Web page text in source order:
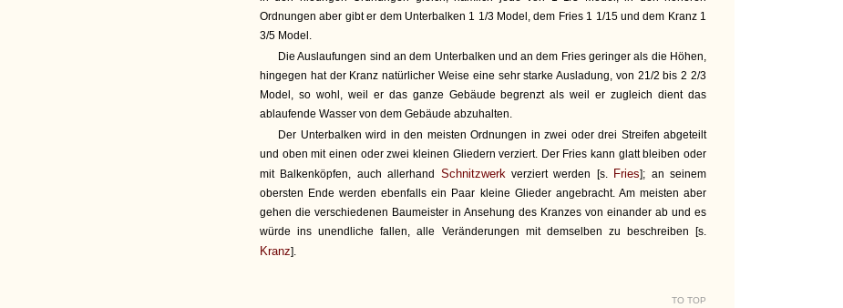
Ordnungen aber gibt er dem Unterbalken 1 1/3 Model, dem Fries 1 1/15 und dem Kranz 1
3/5 Model.
Die Auslaufungen sind an dem Unterbalken und an dem Fries geringer als die Höhen,
hingegen hat der Kranz natürlicher Weise eine sehr starke Ausladung, von 21/2 bis 2 2/3
Model, so wohl, weil er das ganze Gebäude begrenzt als weil er zugleich dient das
ablaufende Wasser von dem Gebäude abzuhalten.
Der Unterbalken wird in den meisten Ordnungen in zwei oder drei Streifen abgeteilt
und oben mit einen oder zwei kleinen Gliedern verziert. Der Fries kann glatt bleiben oder
mit Balkenköpfen, auch allerhand Schnitzwerkverziert werden [s. Fries]; an seinem
obersten Ende werden ebenfalls ein Paar kleine Glieder angebracht. Am meisten aber
gehen die verschiedenen Baumeister in Ansehung des Kranzes von einander ab und es
würde ins unendliche fallen, alle Veränderungen mit demselben zu beschreiben [s.
Kranz].
TO TOP